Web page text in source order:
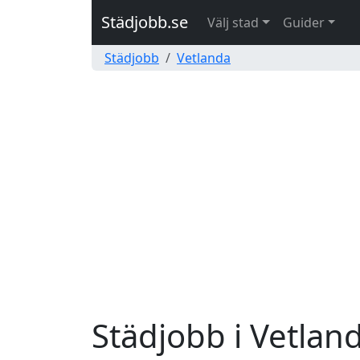
Städjobb.se Välj stad
Guider
Städjobb
Vetlanda
Städjobb i